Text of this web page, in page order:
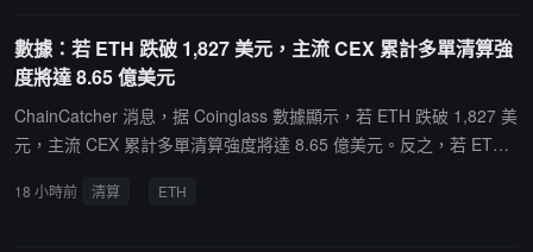
數據：若 ETH 跌破 1,827 美元，主流 CEX 累計多單清算強
度將達 8.65 億美元
ChainCatcher 消息，据 Coinglass 數據顯示，若 ETH 跌破 1,827 美
元，主流 CEX 累計多單清算強度將達 8.65 億美元。反之，若 ETH
18 小時前 清算 ETH